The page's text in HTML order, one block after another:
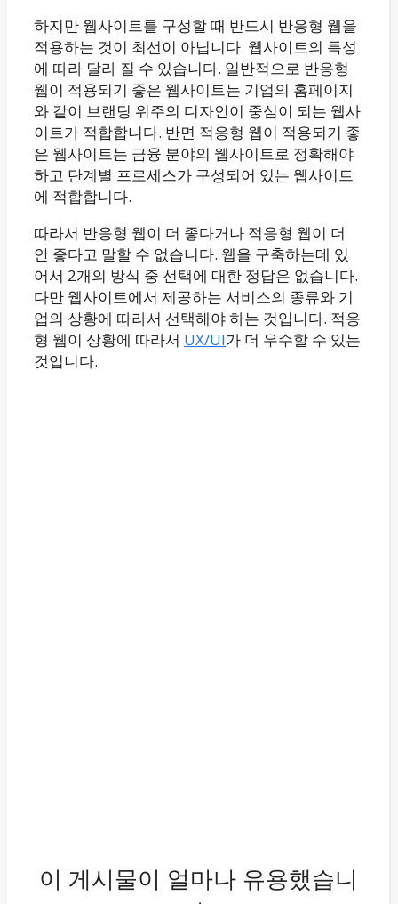
하지만 웹사이트를 구성할 때 반드시 반응형 웹을
적용하는 것이 최선이 아닙니다. 웹사이트의 특성
에 따라 달라 질 수 있습니다. 일반적으로 반응형
웹이 적용되기 좋은 웹사이트는 기업의 홈페이지
와 같이 브랜딩 위주의 디자인이 중심이 되는 웹사
이트가 적합합니다. 반면 적응형 웹이 적용되기 좋
은 웹사이트는 금융 분야의 웹사이트로 정확해야
하고 단계별 프로세스가 구성되어 있는 웹사이트
에 적합합니다.
따라서 반응형 웹이 더 좋다거나 적응형 웹이 더
안 좋다고 말할 수 없습니다. 웹을 구축하는데 있
어서 2개의 방식 중 선택에 대한 정답은 없습니다.
다만 웹사이트에서 제공하는 서비스의 종류와 기
업의 상황에 따라서 선택해야 하는 것입니다. 적응
형 웹이 상황에 따라서 UX/UI가 더 우수할 수 있는
것입니다.
이 게시물이 얼마나 유용했습니